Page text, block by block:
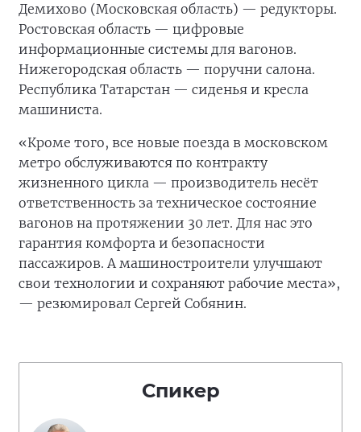
Демихово (Московская область) — редукторы.
Ростовская область — цифровые
информационные системы для вагонов.
Нижегородская область — поручни салона.
Республика Татарстан — сиденья и кресла
машиниста.
«Кроме того, все новые поезда в московском
метро обслуживаются по контракту
жизненного цикла — производитель несёт
ответственность за техническое состояние
вагонов на протяжении 30 лет. Для нас это
гарантия комфорта и безопасности
пассажиров. А машиностроители улучшают
свои технологии и сохраняют рабочие места»,
— резюмировал Сергей Собянин.
Спикер